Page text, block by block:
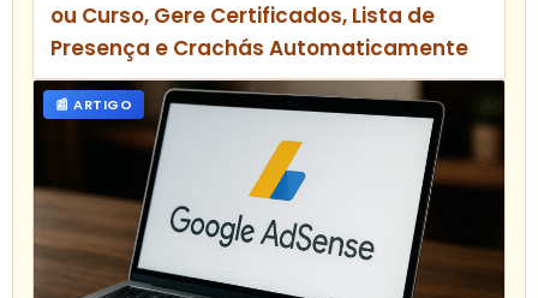
ou Curso, Gere Certificados, Lista de
Presença e Crachás Automaticamente
📰 ARTIGO